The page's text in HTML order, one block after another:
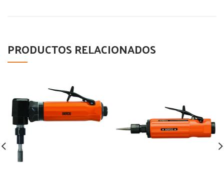
PRODUCTOS RELACIONADOS